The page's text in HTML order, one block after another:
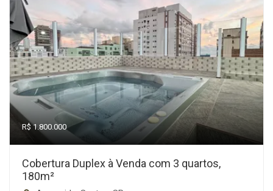
R$ 1.800.000
Cobertura Duplex à Venda com 3 quartos,
180m²